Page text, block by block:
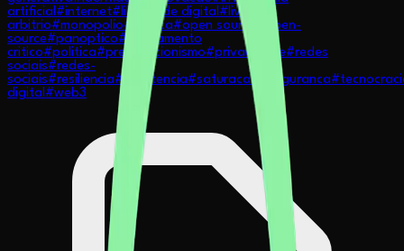
artificial #internet# liberdade digital # livre
arbitrio#monopolio# musica#open source
open-
source#panoptico#
pensamento
critico#politica#preparacionismo#privacidade#redes
sociais#redes-
sociais#resiliencia# resistencia#saturacao seguranca#
digital #web3